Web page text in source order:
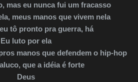
mas eu nunca fui um fracasso
meus manos que vivem nela
tô pronto pra guerra, há
Eu luto por ela
manos que defendem o hip-hop
que a idéia é forte
Deus